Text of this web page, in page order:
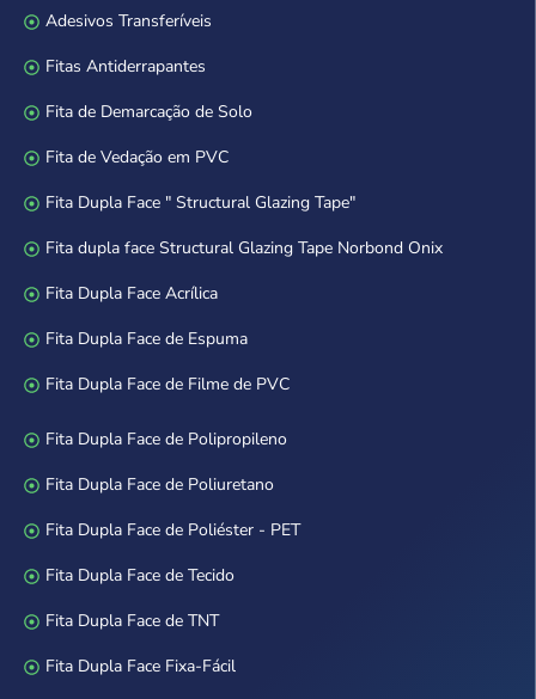
Adesivos Transferíveis
Fitas Antiderrapantes
Fita de Demarcação de Solo
Fita de Vedação em PVC
Fita Dupla Face " Structural Glazing Tape"
Fita dupla face Structural Glazing Tape Norbond Onix
Fita Dupla Face Acrílica
Fita Dupla Face de Espuma
Fita Dupla Face de Filme de PVC
Fita Dupla Face de Polipropileno
Fita Dupla Face de Poliuretano
Fita Dupla Face de Poliéster - PET
Fita Dupla Face de Tecido
Fita Dupla Face de TNT
Fita Dupla Face Fixa-Fácil